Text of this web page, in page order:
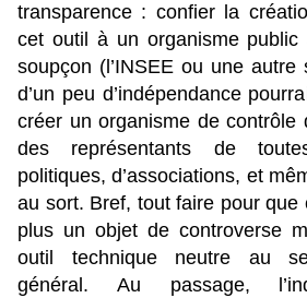
transparence : confier la
cet outil à un organisme
soupçon (l’INSEE ou une autre
d’un peu d’indépendance
créer un organisme de contrôle
des représentants de
politiques, d’associations, et
au sort. Bref, tout faire pour que
plus un objet de controverse
outil technique neutre au
général. Au passage,